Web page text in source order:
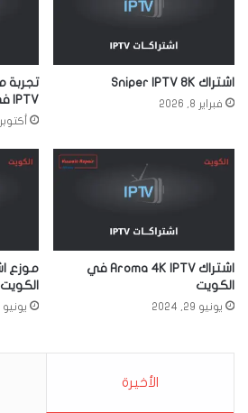
اشتراك Sniper IPTV 8K
فبراير 8, 2026
IPTV في الكويت
أكتوبر 25, 2024
اشتراك Aroma 4K IPTV في
الكويت
يونيو 29, 2024
الكويت
يونيو 29, 2024
الأخيرة